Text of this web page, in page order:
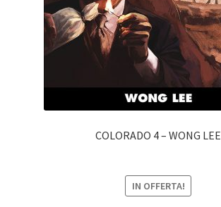
COLORADO 4 – WONG LEE
IN OFFERTA!